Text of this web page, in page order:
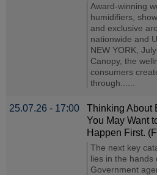
Award-winning
humidifiers,
and exclusive
nationwide and
NEW YORK,
Canopy, the
consumers
through......
25.07.26 - 17:00
Thinking About
You May Want
Happen First.
The next key
lies in the hands
Government